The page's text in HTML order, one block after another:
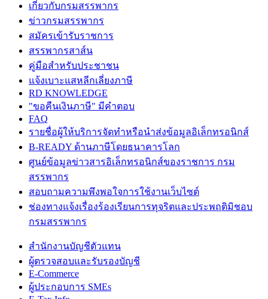
เกี่ยวกับกรมสรรพากร
ข่าวกรมสรรพากร
สมัครเข้ารับราชการ
สรรพากรสาส์น
คู่มือสำหรับประชาชน
แจ้งเบาะแสหลีกเลี่ยงภาษี
RD KNOWLEDGE
"ขอคืนเงินภาษี" มีคำตอบ
FAQ
รายชื่อผู้ให้บริการจัดทำหรือนำส่งข้อมูลอิเล็กทรอนิกส์
B-READY ด้านภาษีโดยธนาคารโลก
ศูนย์ข้อมูลข่าวสารอิเล็กทรอนิกส์ของราชการ กรม
สรรพากร
สอบถามความพึงพอใจการใช้งานเว็บไซต์
ช่องทางแจ้งเรื่องร้องเรียนการทุจริตและประพฤติมิชอบ
กรมสรรพากร
สำนักงานบัญชีตัวแทน
ผู้ตรวจสอบและรับรองบัญชี
E-Commerce
ผู้ประกอบการ SMEs